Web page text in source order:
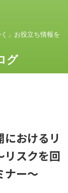
」お役立ち情報を
グ
におけるリ
リスクを回
ナー～